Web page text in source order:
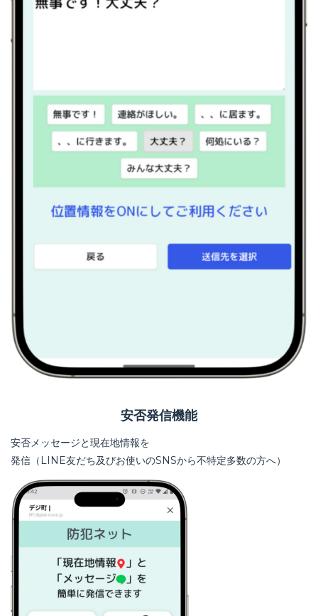
安否発信機能
安否メッセージと現在地情報を
発信（LINE友だち及びお使いのSNSから不特定多数の方へ）